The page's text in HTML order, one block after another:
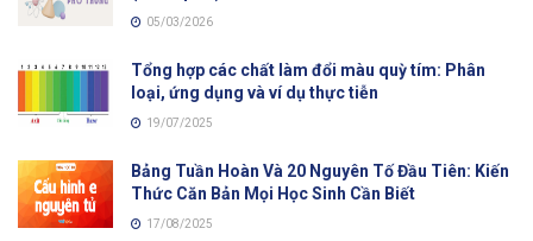
05/03/2026
Tổng hợp các chất làm đổi màu quỳ tím: Phân
loại, ứng dụng và ví dụ thực tiễn
19/07/2025
Bảng Tuần Hoàn Và 20 Nguyên Tố Đầu Tiên: Kiến
Thức Căn Bản Mọi Học Sinh Cần Biết
17/08/2025